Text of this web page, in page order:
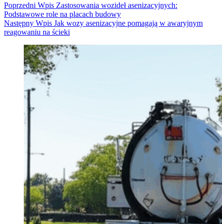
Poprzedni Wpis Zastosowania wozideł asenizacyjnych:
Podstawowe role na placach budowy
Następny Wpis Jak wozy asenizacyjne pomagają w awaryjnym
reagowaniu na ścieki